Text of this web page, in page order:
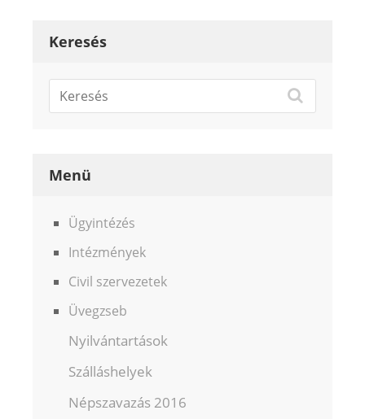
Keresés
Menü
Ügyintézés
Intézmények
Civil szervezetek
Üvegzseb
Nyilvántartások
Szálláshelyek
Népszavazás 2016